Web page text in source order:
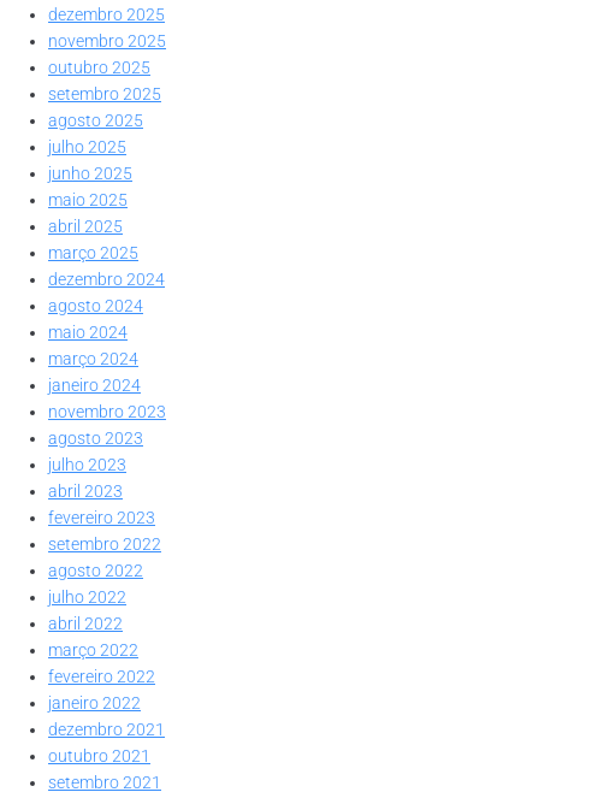
dezembro 2025
novembro 2025
outubro 2025
setembro 2025
agosto 2025
julho 2025
junho 2025
maio 2025
abril 2025
março 2025
dezembro 2024
agosto 2024
maio 2024
março 2024
janeiro 2024
novembro 2023
agosto 2023
julho 2023
abril 2023
fevereiro 2023
setembro 2022
agosto 2022
julho 2022
abril 2022
março 2022
fevereiro 2022
janeiro 2022
dezembro 2021
outubro 2021
setembro 2021